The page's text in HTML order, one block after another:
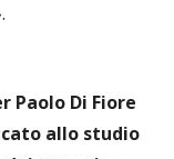
Paolo Di Fiore
allo studio